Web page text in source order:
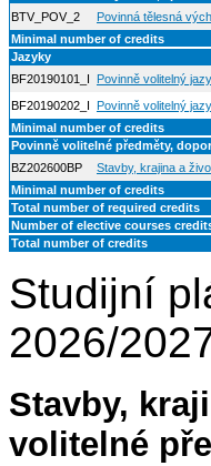
BTV_POV_2
Povinná tělesná
Minimal number of credits
Jazyky
BF20190101_I
Povinně volitelný
BF20190202_I
Povinně volitelný
Minimal number of credits
Povinně volitelné předměty,
BZ202600BP
Stavby, krajina a
Minimal number of credits
Total number of required credits
Number of elective courses
Total number of credits
Studijní
2026/
Stavby,
volitelné